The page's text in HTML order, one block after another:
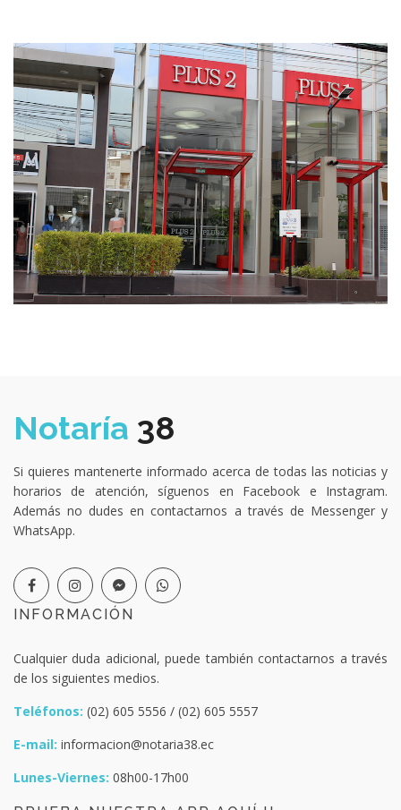
Notaría 38
Si quieres mantenerte informado acerca de todas las noticias y
horarios de atención, síguenos en Facebook e Instagram.
Además no dudes en contactarnos a través de Messenger y
WhatsApp.
INFORMACIÓN
Cualquier duda adicional, puede también contactarnos a través
de los siguientes medios.
Teléfonos: (02) 605 5556 / (02) 605 5557
E-mail: informacion@notaria38.ec
Lunes-Viernes: 08h00-17h00